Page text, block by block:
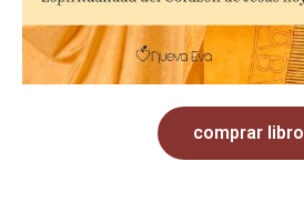
comprar libro